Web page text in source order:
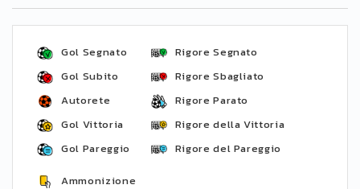
Gol Segnato
Gol Subito
Autorete
Gol Vittoria
Gol Pareggio
Rigore Segnato
Rigore Sbagliato
Rigore Parato
Rigore della Vittoria
Rigore del Pareggio
Ammonizione